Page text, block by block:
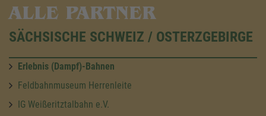
ALLE PARTNER
SÄCHSISCHE SCHWEIZ / OSTERZGEBIRGE
Erlebnis (Dampf)-Bahnen
Feldbahnmuseum Herrenleite
IG Weißeritztalbahn e.V.